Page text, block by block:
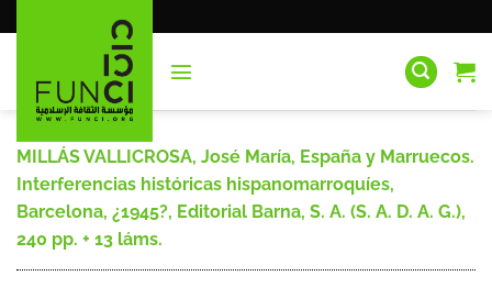
al
MILLÁS VALLICROSA, José María, España y Marruecos.
Interferencias históricas hispanomarroquíes,
Barcelona, ¿1945?, Editorial Barna, S. A. (S. A. D. A. G.),
240 pp. + 13 láms.